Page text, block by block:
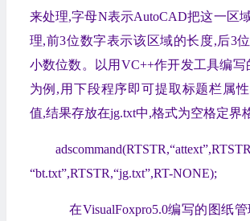
来处理,字母N表示AutoCAD把这一区
理,前3位数字表示该区域的长度,后3
小数位数。以用VC++作开发工具编
为例,用下段程序即可提取标题栏属
值,结果存放在jg.txt中,格式为空格定界
“bt.txt”,RTSTR,“jg.txt”,RT-NONE);
在VisualFoxpro5.0编写的图纸